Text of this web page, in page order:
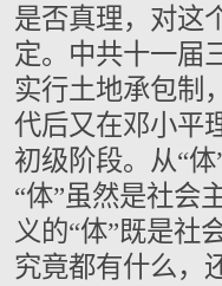
是否真理，对这
定。 中共十一届
实行土地承包制
代后又在邓小平
初级阶段。从“
“体”虽然是社会
义的“体”既是社
究竟都有什么，